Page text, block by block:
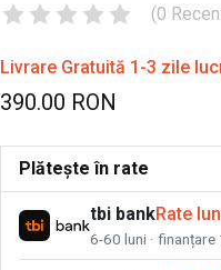
(0
Livrare Gratuită 1-3 zile
390.00 RON
Plătește în rate
tbi bankRate
6-60 luni ·